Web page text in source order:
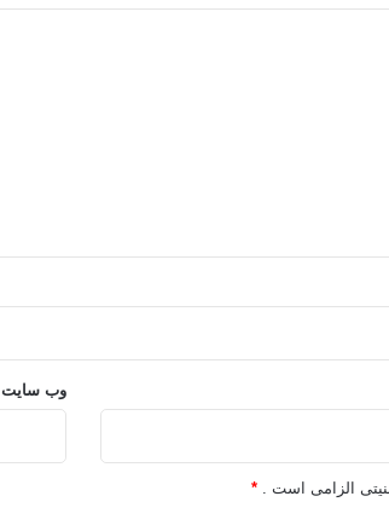
وب‌ سایت
الزامی است . *